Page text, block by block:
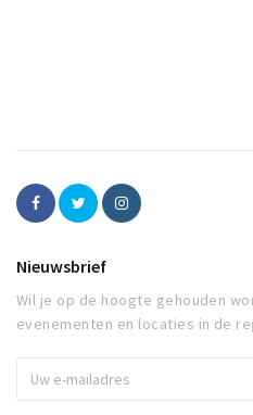
Nieuwsbrief
Wil je op de hoogte gehouden
evenementen en locaties in de